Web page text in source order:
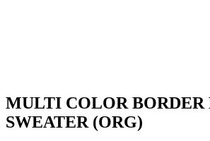
MULTI COLOR BORDER
SWEATER (ORG)